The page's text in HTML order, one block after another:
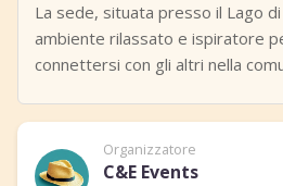
La sede, situata presso il Lago
ambiente rilassato e ispiratore
connettersi con gli altri nella
Organizzatore
C&E Events